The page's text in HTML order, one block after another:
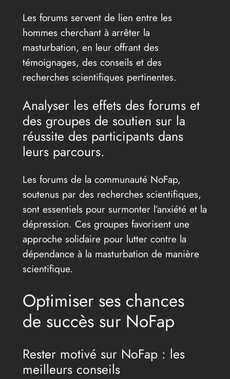
Les forums servent de lien entre les
hommes cherchant à arrêter la
masturbation, en leur offrant des
témoignages, des conseils et des
recherches scientifiques pertinentes.
Analyser les effets des forums et
des groupes de soutien sur la
réussite des participants dans
leurs parcours.
Les forums de la communauté NoFap,
soutenus par des recherches scientifiques,
sont essentiels pour surmonter l’anxiété et la
dépression. Ces groupes favorisent une
approche solidaire pour lutter contre la
dépendance à la masturbation de manière
scientifique.
Optimiser ses chances
de succès sur NoFap
Rester motivé sur NoFap : les
meilleurs conseils